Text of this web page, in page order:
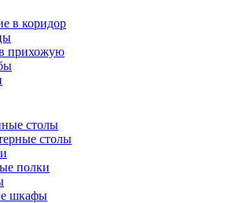
в коридор
прихожую
столы
столы
полки
шкафы